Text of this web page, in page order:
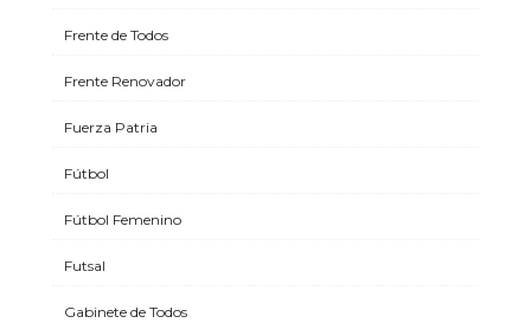
Frente de Todos
Frente Renovador
Fuerza Patria
Fútbol
Fútbol Femenino
Futsal
Gabinete de Todos